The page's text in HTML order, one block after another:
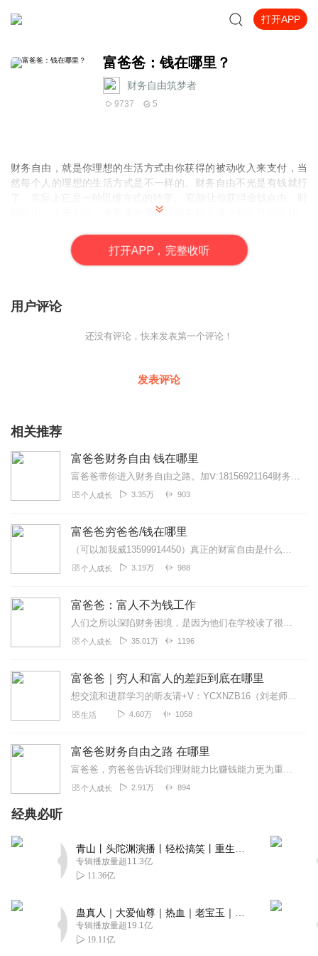
打开APP
富爸爸：钱在哪里？
财务自由筑梦者
9737 5
财务自由，就是你理想的生活方式由你获得的被动收入来支付，当
然每个人的理想的生活方式是不一样的。财务自由不光是有钱就行
间自由、人身自由，更重要的是能让你实现心灵上的富足与平和，
六个生活的主要方面平衡协调的发展。很高兴你能感受到我们内容
的价值！想进读书群的朋友可以加威c1926835
，了解更多，更系统
打开APP，完整收听
用户评论
还没有评论，快来发表第一个评论！
发表评论
相关推荐
富爸爸财务自由 钱在哪里
富爸爸带你进入财务自由之路。加Ⅴ:18156921164财务自由，简单的说就四个字，有钱有闲，再扩展一下，就是可以做自己想做的大部分的事，以及可以不做自己不想做...
个人成长 3.35万 903
富爸爸穷爸爸/钱在哪里
（可以加我威13599914450）真正的财富自由是什么？财富自由，就是当你不工作的时候，也不必为金钱发愁，因为你有其他渠道的现金收入。当工作不再是获得金钱的唯...
个人成长 3.19万 988
富爸爸：富人不为钱工作
人们之所以深陷财务困境，是因为他们在学校读了很多年的书，走出校门才发现自己对金钱一无所知，无法适应残酷的现实世界。如果你想成为富人，如果你想实现财务自由，别再...
个人成长 35.01万 1196
富爸爸｜穷人和富人的差距到底在哪里
想交流和进群学习的听友请+V：YCXNZB16（刘老师）《富爸爸财务自由之路》是（富爸爸，穷爸爸）的续篇。本书将所有的人分为四类：1．雇员；2．自由职业者；3．...
生活 4.60万 1058
富爸爸财务自由之路 在哪里
富爸爸，穷爸爸告诉我们理财能力比赚钱能力更为重要。了解社群请+v：3536331521.在这个世界里会消费将比会储蓄更重要。2.“我怎样才能付得起？”而不是“...
个人成长 2.91万 894
经典必听
专辑播放量超11.3亿
11.36亿
专辑播放量超19.1亿
19.11亿